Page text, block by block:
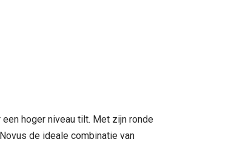
hoger niveau tilt. Met zijn ronde
de ideale combinatie van